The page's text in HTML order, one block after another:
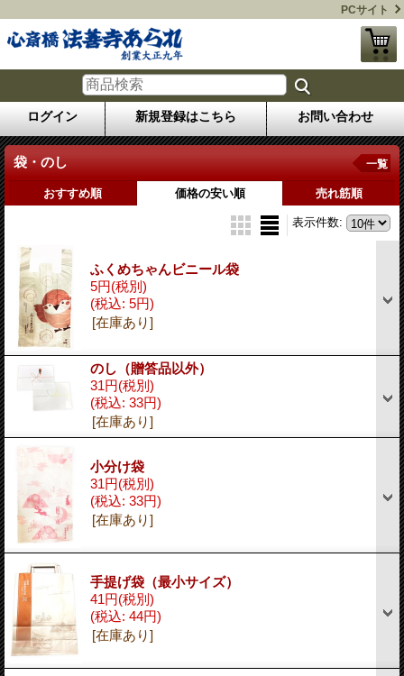
PCサイト
ログイン 新規登録はこちら お問い合わせ
袋・のし 一覧
おすすめ順 価格の安い順 売れ筋順
表示件数:
ふくめちゃんビニール袋
5円(税別)
(税込: 5円)
[在庫あり]
のし（贈答品以外）
31円(税別)
(税込: 33円)
[在庫あり]
小分け袋
31円(税別)
(税込: 33円)
[在庫あり]
手提げ袋（最小サイズ）
41円(税別)
(税込: 44円)
[在庫あり]